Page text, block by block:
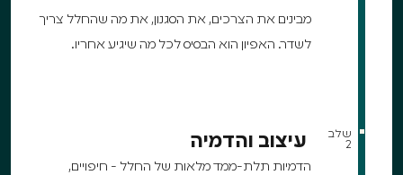
מבינים את הצרכים, את הסגנון, את מה שהחלל צריך
לשדר. האפיון הוא הבסיס לכל מה שיגיע אחריו.
שלב
2
עיצוב והדמיה
הדמיות תלת-ממד מלאות של החלל - חיפויים,